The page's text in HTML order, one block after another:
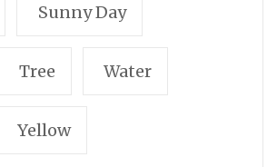
Sunny Day
Tree Water
Yellow